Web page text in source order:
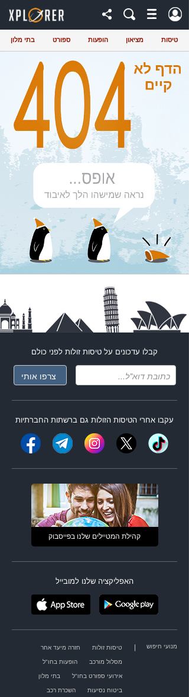
טיסות מציאון הופעות ספורט בתי מלון
קבלו עדכונים על טיסות זולות לפני כולם
עקבו אחרי הטיסות הזולות גם ברשתות החברתיות
קהילת המטיילים שלנו בפייסבוק
האפליקציה שלנו למובייל
מנועי חיפוש | טיסות זולות חזרה מיעד אחר
מסלול מורכב הופעות בחו"ל
אירועי ספורט בחו"ל בתי מלון
ביטוח נסיעות השכרת רכב